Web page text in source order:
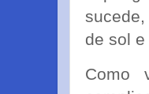
de sol
Como